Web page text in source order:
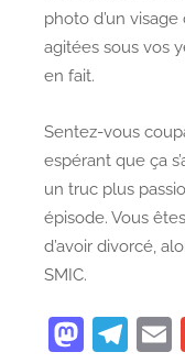
photo d’un
agitées sous vos
en fait.
Sentez-vous
espérant que ça
un truc plus
épisode. Vous
d’avoir divorcé,
SMIC.
M T